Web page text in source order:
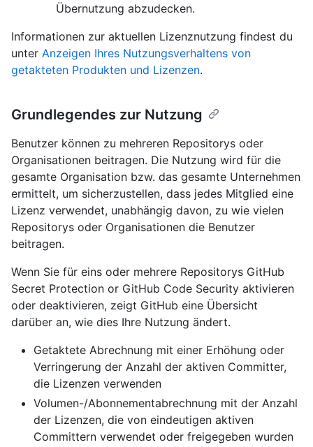
Übernutzung abzudecken.
Informationen zur aktuellen Lizenznutzung findest du
unter Anzeigen Ihres Nutzungsverhaltens von
getakteten Produkten und Lizenzen.
Grundlegendes zur Nutzung
Benutzer können zu mehreren Repositorys oder
Organisationen beitragen. Die Nutzung wird für die
gesamte Organisation bzw. das gesamte Unternehmen
ermittelt, um sicherzustellen, dass jedes Mitglied eine
Lizenz verwendet, unabhängig davon, zu wie vielen
Repositorys oder Organisationen die Benutzer
beitragen.
Wenn Sie für eins oder mehrere Repositorys GitHub
Secret Protection or GitHub Code Security aktivieren
oder deaktivieren, zeigt GitHub eine Übersicht
darüber an, wie dies Ihre Nutzung ändert.
Getaktete Abrechnung mit einer Erhöhung oder
Verringerung der Anzahl der aktiven Committer,
die Lizenzen verwenden
Volumen-/Abonnementabrechnung mit der Anzahl
der Lizenzen, die von eindeutigen aktiven
Committern verwendet oder freigegeben wurden